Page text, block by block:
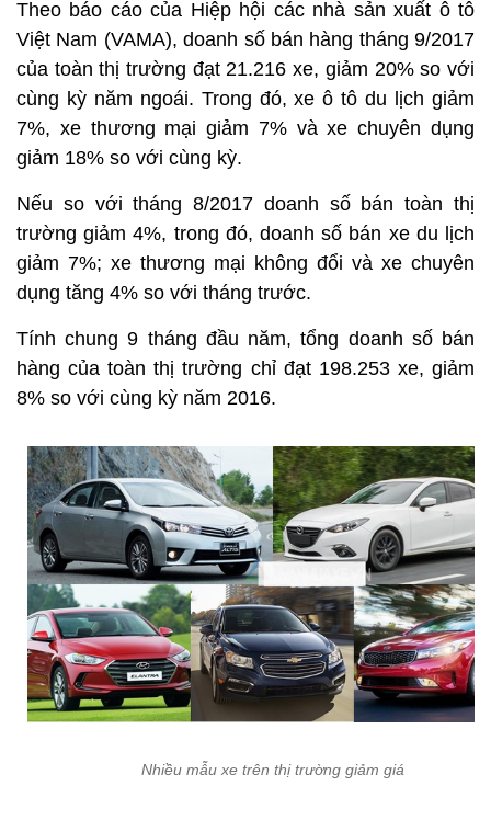
Theo báo cáo của Hiệp hội các nhà sản xuất ô tô
Việt Nam (VAMA), doanh số bán hàng tháng 9/2017
của toàn thị trường đạt 21.216 xe, giảm 20% so với
cùng kỳ năm ngoái. Trong đó, xe ô tô du lịch giảm
7%, xe thương mại giảm 7% và xe chuyên dụng
giảm 18% so với cùng kỳ.
Nếu so với tháng 8/2017 doanh số bán toàn thị
trường giảm 4%, trong đó, doanh số bán xe du lịch
giảm 7%; xe thương mại không đổi và xe chuyên
dụng tăng 4% so với tháng trước.
Tính chung 9 tháng đầu năm, tổng doanh số bán
hàng của toàn thị trường chỉ đạt 198.253 xe, giảm
8% so với cùng kỳ năm 2016.
Nhiều mẫu xe trên thị trường giảm giá